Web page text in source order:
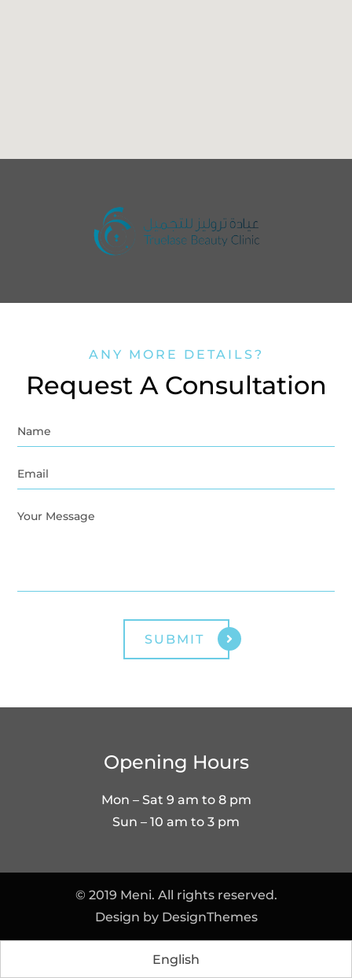
ANY MORE DETAILS?
Request A Consultation
Opening Hours
Mon – Sat 9 am to 8 pm
Sun – 10 am to 3 pm
© 2019 Meni. All rights reserved.
Design by DesignThemes
English